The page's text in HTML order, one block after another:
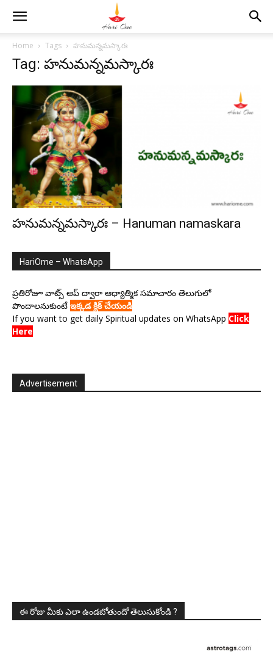
Home Tags హనుమన్నమస్కారః
Tag: హనుమన్నమస్కారః
హనుమన్నమస్కారః – Hanuman namaskara
HariOme – WhatsApp
ప్రతిరోజూ వాట్స్ ఆప్ ద్వారా ఆధ్యాత్మిక సమాచారం తెలుగులో
పొందాలనుకుంటే ఇక్కడ క్లిక్ చేయండి
If you want to get daily Spiritual updates on WhatsApp Click
Here
Advertisement
ఈ రోజు మీకు ఎలా ఉండబోతుందో తెలుసుకోండి ?